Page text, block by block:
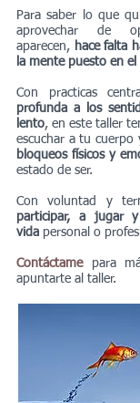
Para saber lo que
aprovechar de
aparecen, hace falta
la mente puesto en el
Con practicas
profunda a los
lento, en este taller
escuchar a tu
bloqueos físicos y
estado de ser.
Con voluntad y
participar, a jugar
vida personal o
Contáctamepara
apuntarte al taller.